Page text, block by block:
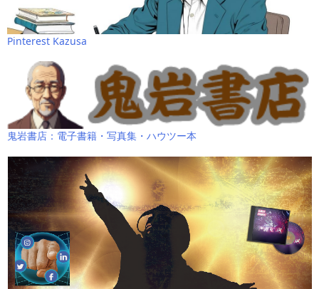
Pinterest Kazusa
鬼岩書店：電子書籍・写真集・ハウツー本